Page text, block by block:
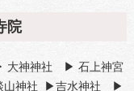
院
大神神社 ▶ 石上神宮
山神社 ▶ 吉水神社 ▶